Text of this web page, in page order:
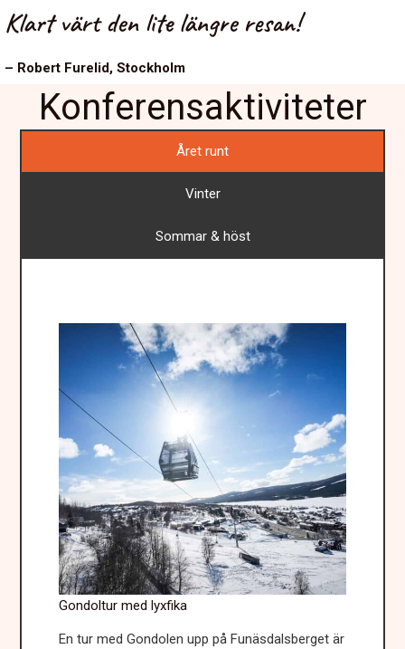
Klart värt den lite längre resan!
– Robert Furelid, Stockholm
Konferensaktiviteter
Året runt
Vinter
Sommar & höst
Gondoltur med lyxfika
En tur med Gondolen upp på Funäsdalsberget är